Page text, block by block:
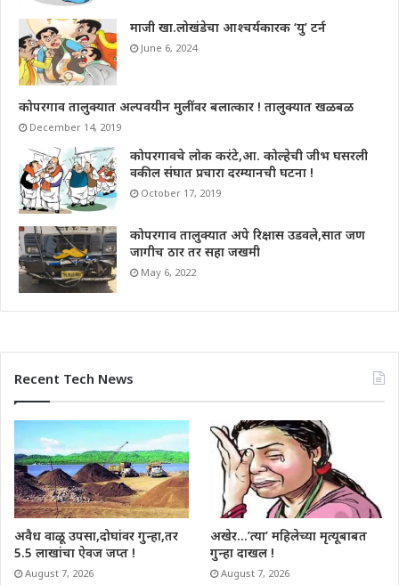
माजी खा.लोखंडेचा आश्चर्यकारक ‘यु’ टर्न
June 6, 2024
कोपरगाव तालुक्यात अल्पवयीन मुलींवर बलात्कार ! तालुक्यात खळबळ
December 14, 2019
कोपरगावचे लोक करंटे,आ. कोल्हेची जीभ घसरली
वकील संघात प्रचारा दरम्यानची घटना !
October 17, 2019
कोपरगाव तालुक्यात अपे रिक्षास उडवले,सात जण
जागीच ठार तर सहा जखमी
May 6, 2022
Recent Tech News
अवैध वाळू उपसा,दोघांवर गुन्हा,तर
5.5 लाखांचा ऐवज जप्त !
August 7, 2026
अखेर…’त्या’ महिलेच्या मृत्यूबाबत
गुन्हा दाखल !
August 7, 2026